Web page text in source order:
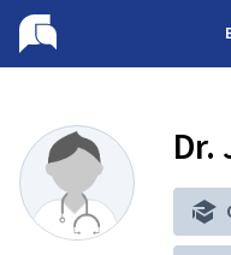
Dr.